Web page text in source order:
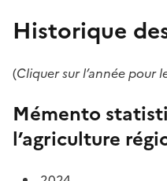
Historique
(Cliquer sur l’année pour
Mémento
l’agriculture